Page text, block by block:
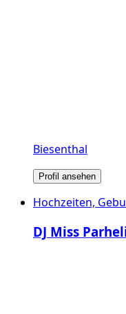
Biesenthal
Profil ansehen
Hochzeiten,
DJ Miss